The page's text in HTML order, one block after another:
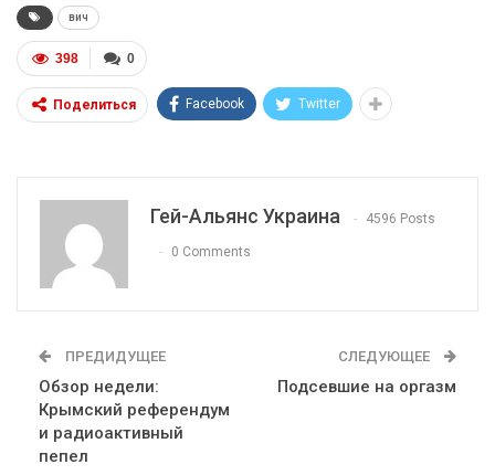
вич
0
398
Поделиться Facebook Twitter
Гей-Альянс Украина 4596 Posts
0 Comments
ПРЕДИДУЩЕЕ
Обзор недели:
Крымский референдум
и радиоактивный
пепел
СЛЕДУЮЩЕЕ
Подсевшие на оргазм